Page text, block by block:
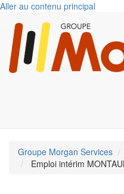
Aller au contenu principal
Groupe Morgan Services
Emploi intérim